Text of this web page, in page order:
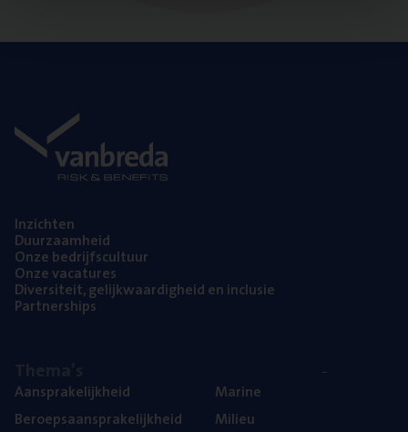
Inzich­ten
Duur­zaam­heid
Onze bedrijfs­cul­tuur
Onze vaca­tu­res
Diver­si­teit, gelijk­waar­dig­heid en inclusie
Part­ner­ships
Aan­spra­ke­lijk­heid
Beroeps­aan­spra­ke­lijk­heid
Mari­ne
Mili­eu